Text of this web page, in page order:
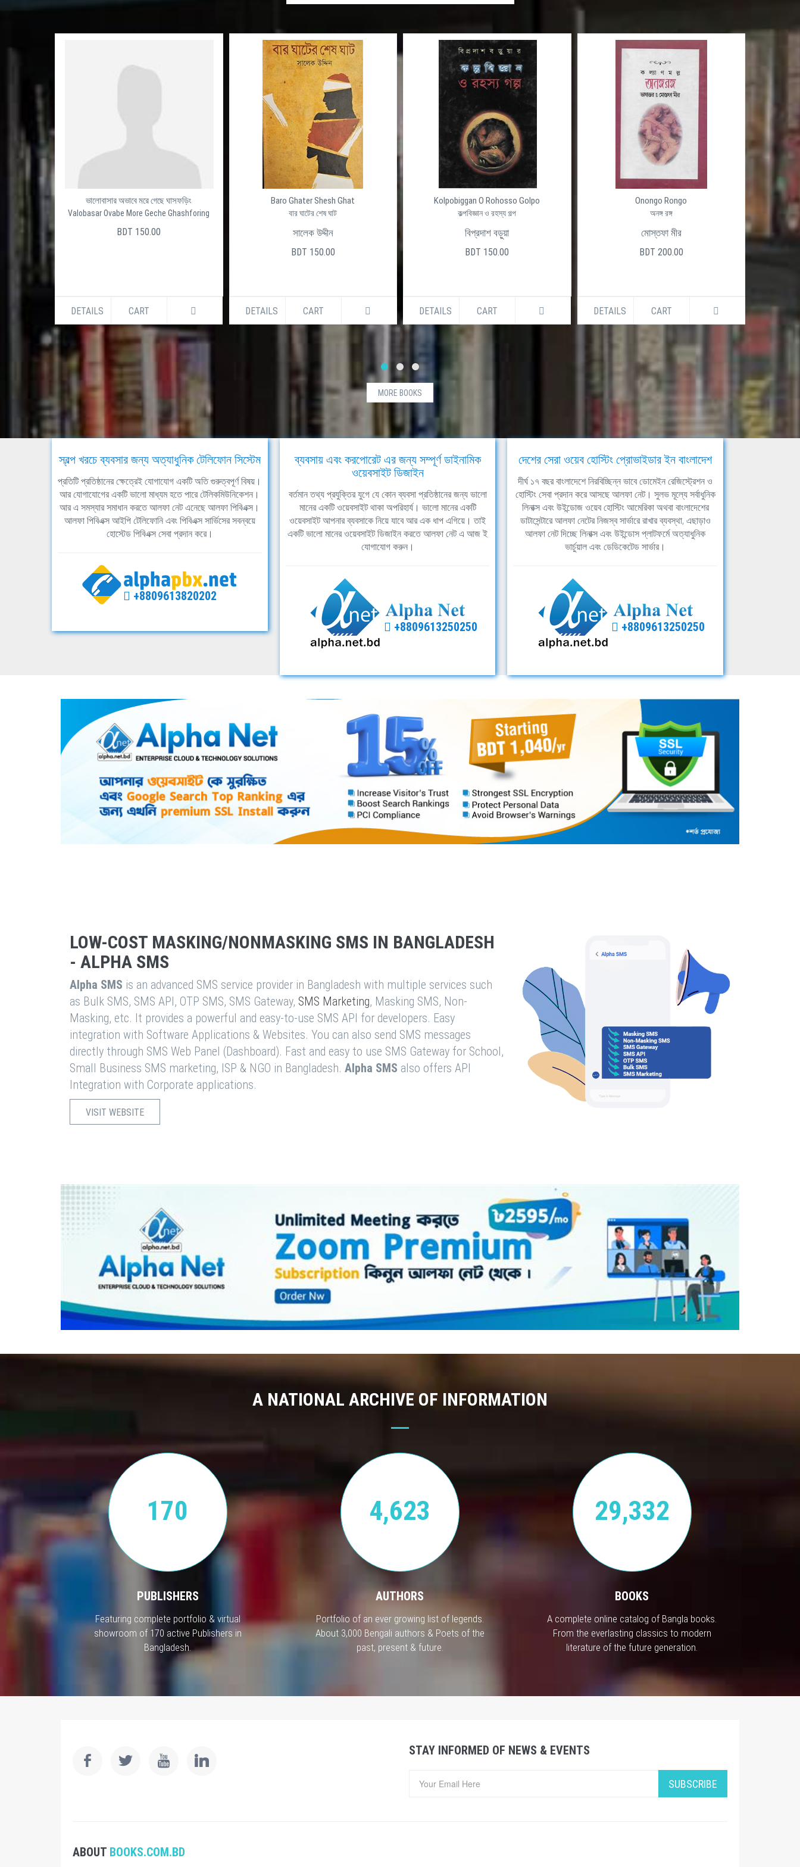
ভালোবাসার অভাবে মরে গেছে ঘাসফড়িং
Valobasar Ovabe More Geche Ghashforing
BDT 150.00
DETAILS CART
Baro Ghater Shesh Ghat
বার ঘাটের শেষ ঘাট
সালেক উদ্দীন
BDT 150.00
DETAILS CART
Kolpobiggan O Rohosso Golpo
কল্পবিজ্ঞান ও রহস্য গল্প
বিপ্রদাশ বড়ুয়া
BDT 150.00
DETAILS CART
Onongo Rongo
অনঙ্গ রঙ্গ
মোস্তফা মীর
BDT 200.00
DETAILS CART
MORE BOOKS
স্বল্প খরচে ব্যবসার জন্য অত্যাধুনিক টেলিফোন সিস্টেম
প্রতিটি প্রতিষ্ঠানের ক্ষেত্রেই যোগাযোগ একটি অতি গুরুত্বপূর্ণ বিষয়।
আর যোগাযোগের একটি ভালো মাধ্যম হতে পারে টেলিকমিউনিকেশন।
আর এ সমস্যার সমাধান করতে আলফা নেট এনেছে আলফা পিবিএক্স।
আলফা পিবিএক্স আইপি টেলিফোনি এবং পিবিএক্স সার্ভিসের সবন্বয়ে
হোস্টেড পিবিএক্স সেবা প্রদান করে।
+8809613820202
ব্যবসায় এবং করপোরেট এর জন্য সম্পূর্ণ ডাইনামিক
ওয়েবসাইট ডিজাইন
বর্তমান তথ্য প্রযুক্তির যুগে যে কোন ব্যবসা প্রতিষ্ঠানের জন্য ভালো
মানের একটি ওয়েবসাইট থাকা অপরিহার্য। ভালো মানের একটি
ওয়েবসাইট আপনার ব্যবসাকে নিয়ে যাবে আর এক ধাপ এগিয়ে। তাই
একটি ভালো মানের ওয়েবসাইট ডিজাইন করতে আলফা নেট এ আজ ই
যোগাযোগ করুন।
+8809613250250
দেশের সেরা ওয়েব হোস্টিং প্রোভাইডার ইন বাংলাদেশ
দীর্ঘ ১৭ বছর বাংলাদেশে নিরবিচ্ছিন্ন ভাবে ডোমেইন রেজিস্ট্রেশন ও
হোস্টিং সেবা প্রদান করে আসছে আলফা নেট। সুলভ মূল্যে সর্বাধুনিক
লিনাক্স এবং উইন্ডোজ ওয়েব হোস্টিং আমেরিকা অথবা বাংলাদেশের
ডাটাসেন্টারে আলফা নেটের নিজস্ব সার্ভারে রাখার ব্যবস্থা, এছাড়াও
আলফা নেট দিচ্ছে লিনাক্স এবং উইন্ডোস প্লাটফর্মে অত্যাধুনিক
ভার্চুয়াল এবং ডেডিকেটেড সার্ভার।
+8809613250250
LOW-COST MASKING/NONMASKING SMS IN BANGLADESH
- ALPHA SMS
Alpha SMS is an advanced SMS service provider in Bangladesh with multiple services such
as Bulk SMS, SMS API, OTP SMS, SMS Gateway, SMS Marketing, Masking SMS, Non-
Masking, etc. It provides a powerful and easy-to-use SMS API for developers. Easy
integration with Software Applications & Websites. You can also send SMS messages
directly through SMS Web Panel (Dashboard). Fast and easy to use SMS Gateway for School,
Small Business SMS marketing, ISP & NGO in Bangladesh. Alpha SMS also offers API
Integration with Corporate applications.
VISIT WEBSITE
A NATIONAL ARCHIVE OF INFORMATION
170
PUBLISHERS
Featuring complete portfolio & virtual
showroom of 170 active Publishers in
Bangladesh.
4,623
AUTHORS
Portfolio of an ever growing list of legends.
About 3,000 Bengali authors & Poets of the
past, present & future.
29,332
BOOKS
A complete online catalog of Bangla books.
From the everlasting classics to modern
literature of the future generation.
STAY INFORMED OF NEWS & EVENTS
SUBSCRIBE
ABOUT BOOKS.COM.BD